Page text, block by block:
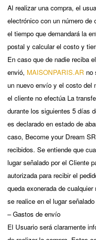
Al realizar una compra, el
electrónico con un número
el tiempo que demandará la
postal y calcular el costo y
En caso que de nadie reciba
envió, MAISONPARIS.AR no
un nuevo envío y el costo del
el cliente no efectúa La
durante los siguientes 5 días
es declarado en estado de
caso, Become your Dream
recibidos. Se entiende que
lugar señalado por el Cliente
autorizada para recibir el
queda exonerada de
se realice en el lugar
– Gastos de envío
El Usuario será claramente